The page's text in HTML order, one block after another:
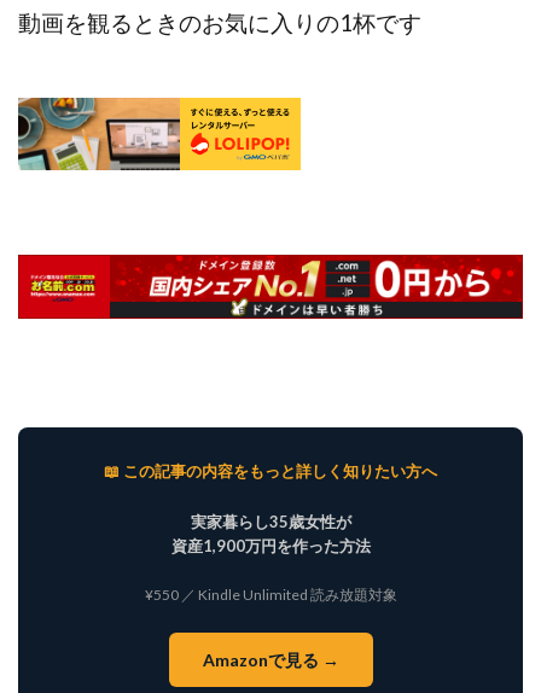
動画を観るときのお気に入りの1杯です
📖 この記事の内容をもっと詳しく知りたい方へ
実家暮らし35歳女性が
資産1,900万円を作った方法
¥550 ／ Kindle Unlimited 読み放題対象
Amazonで見る →